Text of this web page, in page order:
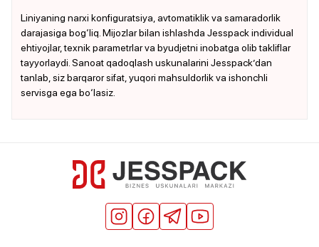
Liniyaning narxi konfiguratsiya, avtomatiklik va samaradorlik
darajasiga bog‘liq. Mijozlar bilan ishlashda Jesspack individual
ehtiyojlar, texnik parametrlar va byudjetni inobatga olib takliflar
tayyorlaydi. Sanoat qadoqlash uskunalarini Jesspack’dan
tanlab, siz barqaror sifat, yuqori mahsuldorlik va ishonchli
servisga ega bo‘lasiz.